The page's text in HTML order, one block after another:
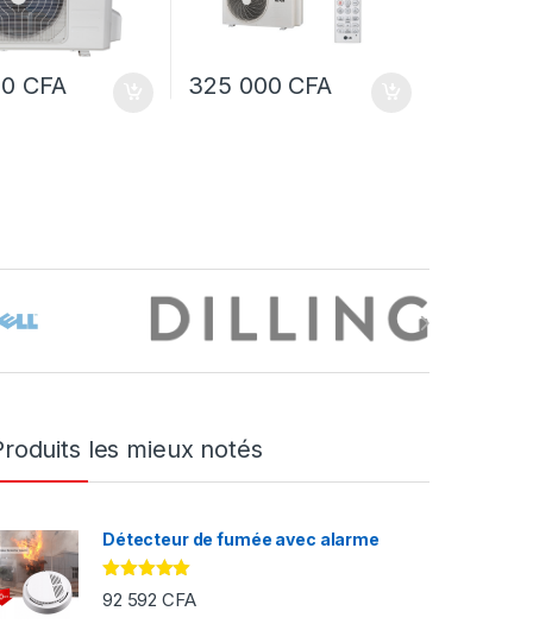
CFA 325 000 CFA
les mieux notés
Détecteur de fumée avec alarme
Note5.00
sur 5
92 592CFA